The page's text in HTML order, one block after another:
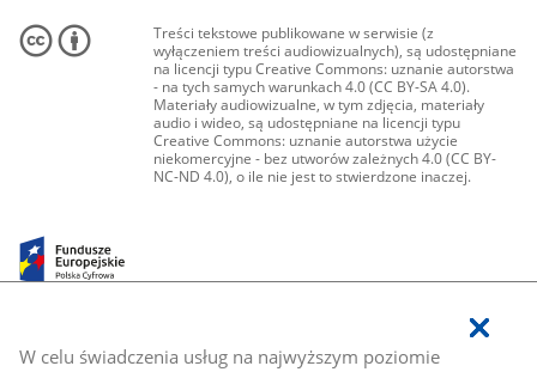
W celu świadczenia usług na najwyższym poziomie
Treści tekstowe publikowane w serwisie (z
wyłączeniem treści audiowizualnych), są udostępniane
na licencji typu Creative Commons: uznanie autorstwa
- na tych samych warunkach 4.0 (CC BY-SA 4.0).
Materiały audiowizualne, w tym zdjęcia, materiały
audio i wideo, są udostępniane na licencji typu
Creative Commons: uznanie autorstwa użycie
niekomercyjne - bez utworów zależnych 4.0 (CC BY-
NC-ND 4.0), o ile nie jest to stwierdzone inaczej.